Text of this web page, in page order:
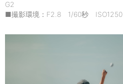
G2
■撮影環境：F2.8 1/60秒 ISO1250